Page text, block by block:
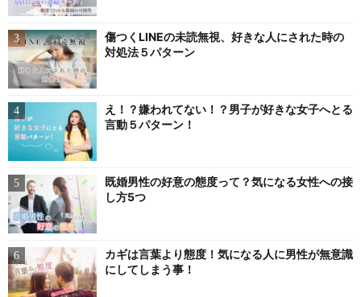
傷つくLINEの未読無視、好きな人にされた時の
対処法５パターン
え！？嫌われてない！？男子が好きな女子へとる
言動５パターン！
既婚男性の好意の態度って？気になる女性への接
し方5つ
カギは言葉より態度！気になる人に男性が無意識
にしてしまう事！